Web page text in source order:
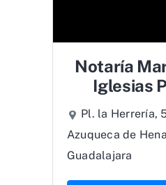
Notaría
Iglesias
Pl. la Herrería,
Azuqueca de
Guadalajara